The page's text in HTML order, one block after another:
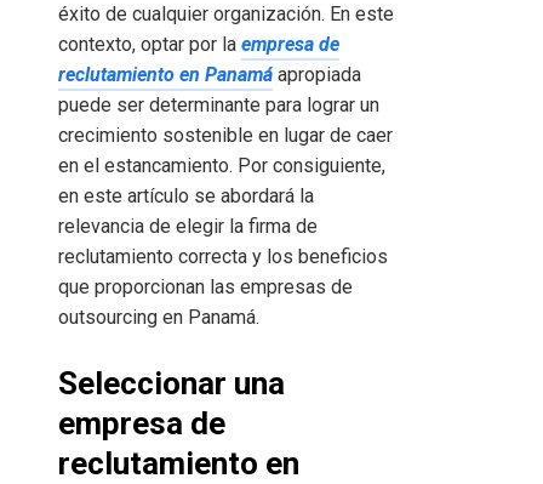
éxito de cualquier organización. En este
contexto, optar por la empresa de
reclutamiento en Panamá apropiada
puede ser determinante para lograr un
crecimiento sostenible en lugar de caer
en el estancamiento. Por consiguiente,
en este artículo se abordará la
relevancia de elegir la firma de
reclutamiento correcta y los beneficios
que proporcionan las empresas de
outsourcing en Panamá.
Seleccionar una
empresa de
reclutamiento en